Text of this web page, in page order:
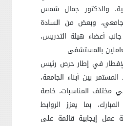
والدكتور جمال شمس
وبعض من السادة
أعضاء هيئة التدريس،
بالمستشفى.
في إطار حرص رئيس
بين أبناء الجامعة،
مختلف المناسبات، خاصة
بما يعزز الروابط
عمل إيجابية قائمة على